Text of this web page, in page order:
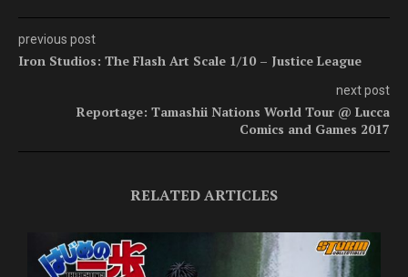
previous post
Iron Studios: The Flash Art Scale 1/10 – Justice League
next post
Reportage: Tamashii Nations World Tour @ Lucca
Comics and Games 2017
RELATED ARTICLES